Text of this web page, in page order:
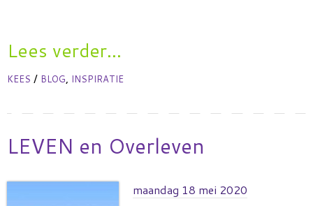
Lees verder...
KEES / BLOG, INSPIRATIE
LEVEN en Overleven
maandag 18 mei 2020